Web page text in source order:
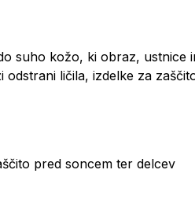
suho kožo, ki obraz, ustnice
ličila, izdelke za
pred soncem ter delcev